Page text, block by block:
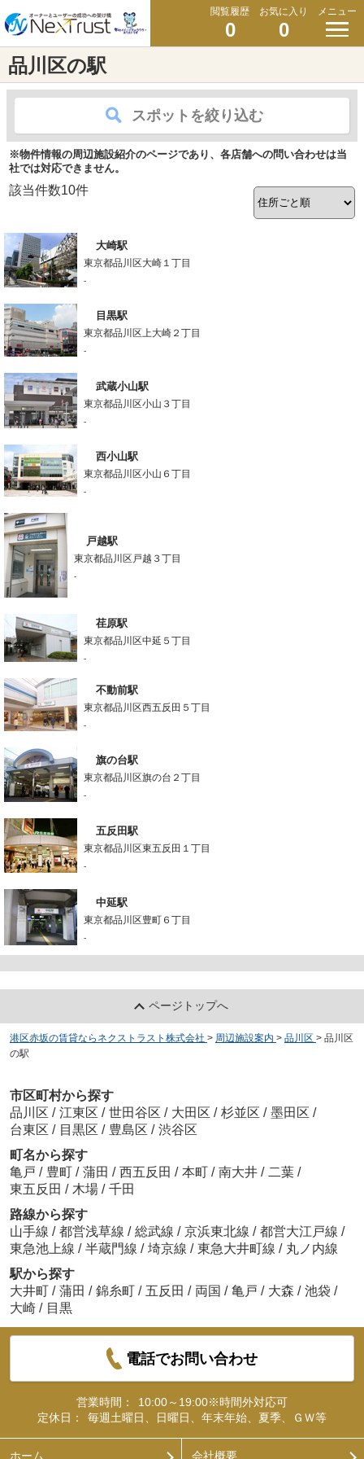
閲覧履歴
0
お気に入り
0
メニュー
品川区の駅
スポットを絞り込む
※物件情報の周辺施設紹介のページであり、各店舗への問い合わせは当
社では対応できません。
該当件数10件
大崎駅
東京都品川区大崎１丁目
-
目黒駅
東京都品川区上大崎２丁目
-
武蔵小山駅
東京都品川区小山３丁目
-
西小山駅
東京都品川区小山６丁目
-
戸越駅
東京都品川区戸越３丁目
-
荏原駅
東京都品川区中延５丁目
-
不動前駅
東京都品川区西五反田５丁目
-
旗の台駅
東京都品川区旗の台２丁目
-
五反田駅
東京都品川区東五反田１丁目
-
中延駅
東京都品川区豊町６丁目
-
ページトップへ
港区赤坂の賃貸ならネクストラスト株式会社 > 周辺施設案内 > 品川区 > 品川区
の駅
市区町村から探す
品川区 / 江東区 / 世田谷区 / 大田区 / 杉並区 / 墨田区 /
台東区 / 目黒区 / 豊島区 / 渋谷区
町名から探す
亀戸 / 豊町 / 蒲田 / 西五反田 / 本町 / 南大井 / 二葉 /
東五反田 / 木場 / 千田
路線から探す
山手線 / 都営浅草線 / 総武線 / 京浜東北線 / 都営大江戸線 /
東急池上線 / 半蔵門線 / 埼京線 / 東急大井町線 / 丸ノ内線
駅から探す
大井町 / 蒲田 / 錦糸町 / 五反田 / 両国 / 亀戸 / 大森 / 池袋 /
大崎 / 目黒
電話でお問い合わせ
営業時間：
10:00～19:00※時間外対応可
定休日：
毎週土曜日、日曜日、年末年始、夏季、ＧＷ等
ホーム 会社概要